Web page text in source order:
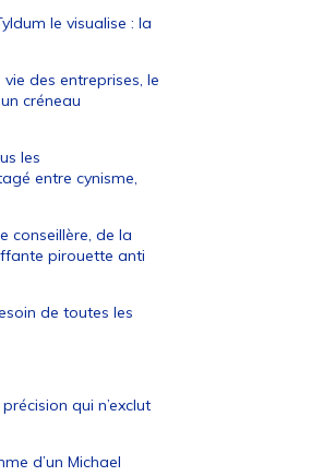
le visualise : la
des entreprises, le
créneau
les
entre cynisme,
conseillère, de la
pirouette anti
de toutes les
qui n’exclut
d’un Michael